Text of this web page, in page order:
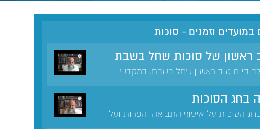
במועדים וזמנים - סוכות
ראשון של סוכות שחל בשבת
ביום טוב ראשון שחל בשבת, במקדש
בחג הסוכות
הסוכות על איסוף התבואה והפרות ועל